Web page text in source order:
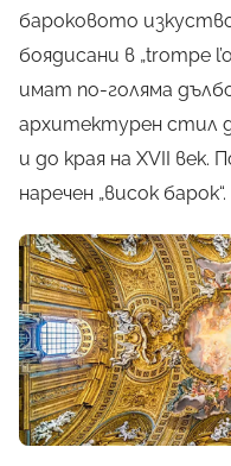
бароковото
боядисани в „trompe
имат по-голяма
архитектурен стил
и до края на XVII век.
наречен „висок барок“.